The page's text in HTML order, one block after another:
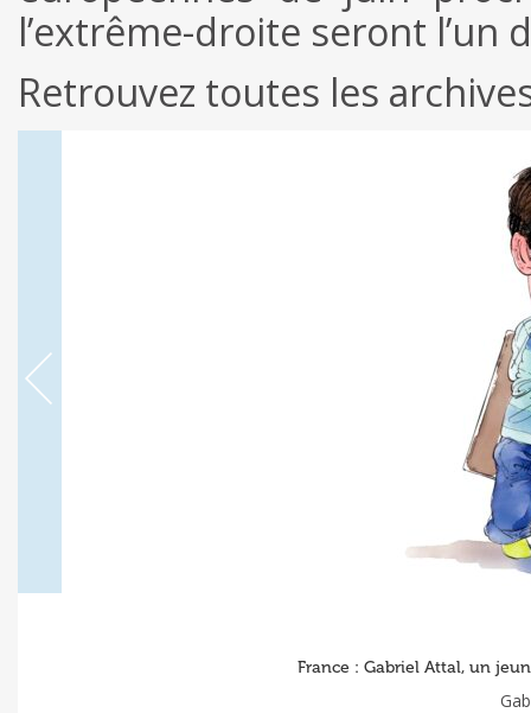
l’extrême-droite seront l’un
Retrouvez toutes les
France : Gabriel Attal, un